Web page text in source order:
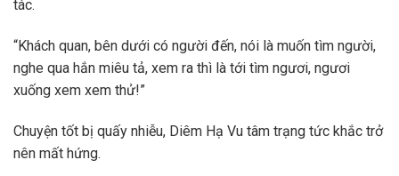
tác.
“Khách quan, bên dưới có người đến, nói là muốn tìm người,
nghe qua hắn miêu tả, xem ra thì là tới tìm ngươi, ngươi
xuống xem xem thử!”
Chuyện tốt bị quấy nhiễu, Diêm Hạ Vu tâm trạng tức khắc trở
nên mất hứng.